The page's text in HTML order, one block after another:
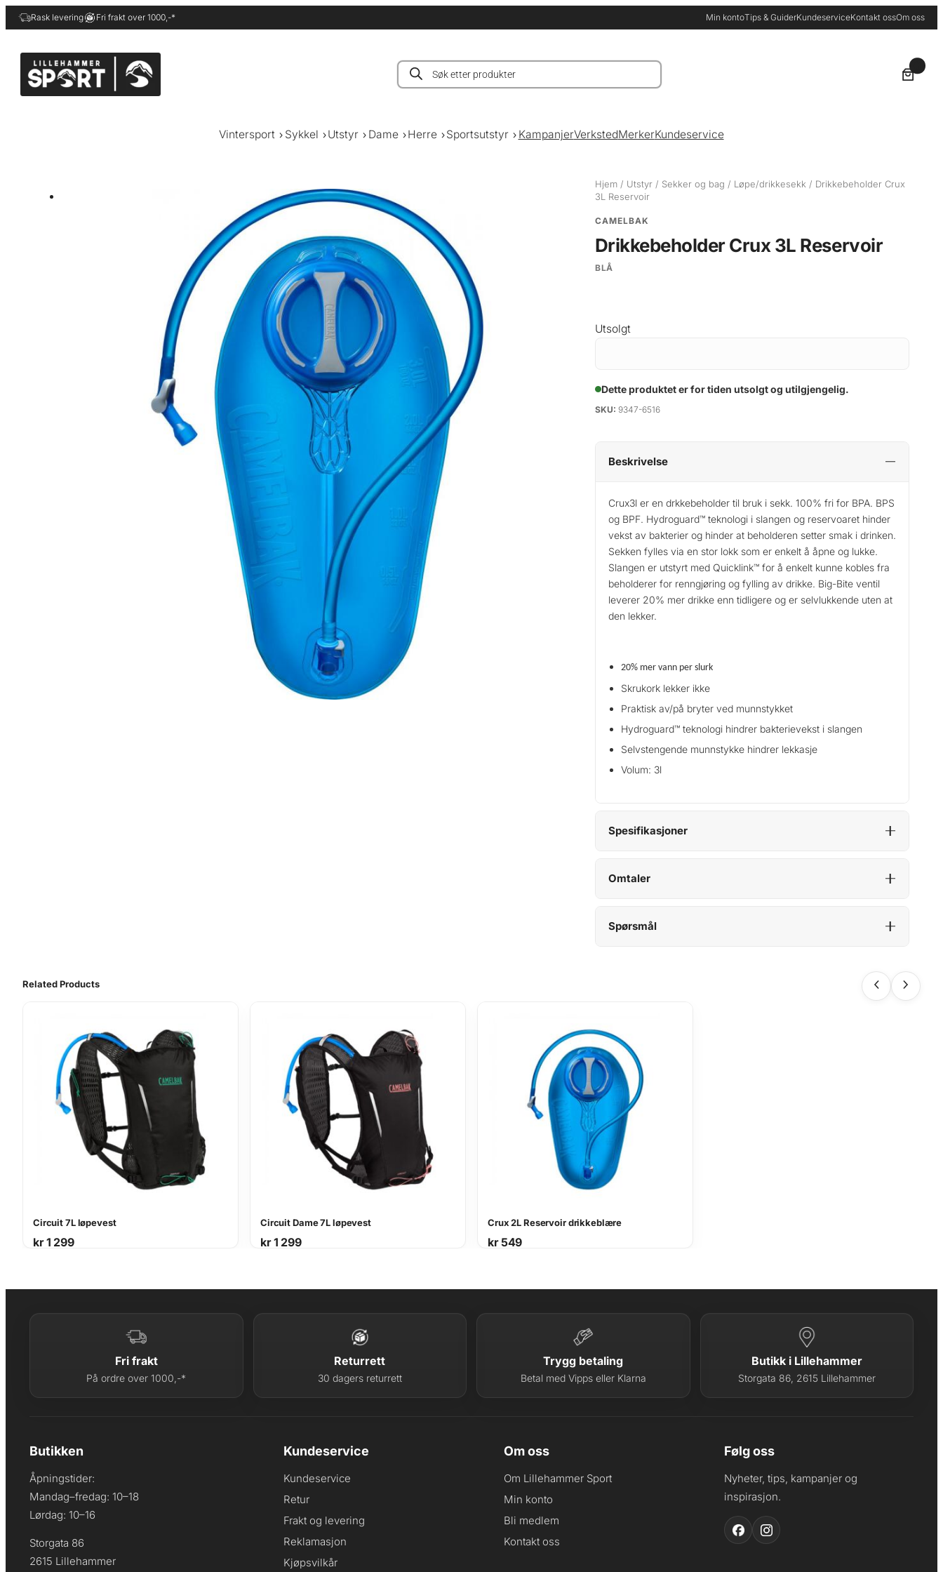
Hopp
til
Rask levering Fri frakt over 1000,-* Min kontoTips & GuiderKundeserviceKontakt ossOm oss
Products
search
Vintersport Sykkel Utstyr Dame Herre Sportsutstyr KampanjerVerkstedMerkerKundeservice
Hjem / Utstyr / Sekker og bag / Løpe/drikkesekk / Drikkebeholder Crux
3L Reservoir
CAMELBAK
Drikkebeholder Crux 3L Reservoir
BLÅ
Utsolgt
Dette produktet er for tiden utsolgt og utilgjengelig.
SKU: 9347-6516
Beskrivelse
Crux3l er en drkkebeholder til bruk i sekk. 100% fri for BPA. BPS
og BPF. Hydroguard™ teknologi i slangen og reservoaret hinder
vekst av bakterier og hinder at beholderen setter smak i drinken.
Sekken fylles via en stor lokk som er enkelt å åpne og lukke.
Slangen er utstyrt med Quicklink™ for å enkelt kunne kobles fra
beholderer for renngjøring og fylling av drikke. Big-Bite ventil
leverer 20% mer drikke enn tidligere og er selvlukkende uten at
den lekker.
20% mer vann per slurk
Skrukork lekker ikke
Praktisk av/på bryter ved munnstykket
Hydroguard™ teknologi hindrer bakterievekst i slangen
Selvstengende munnstykke hindrer lekkasje
Volum: 3l
Spesifikasjoner
Omtaler
Spørsmål
Related Products
Circuit 7L løpevest
kr1 299
Circuit Dame 7L løpevest
kr1 299
Crux 2L Reservoir drikkeblære
kr549
Fri frakt
På ordre over 1000,-*
Returrett
30 dagers returrett
Trygg betaling
Betal med Vipps eller Klarna
Butikk i Lillehammer
Storgata 86, 2615 Lillehammer
Butikken
Åpningstider:
Mandag–fredag: 10–18
Lørdag: 10–16
Storgata 86
2615 Lillehammer
Kundeservice
Kundeservice
Retur
Frakt og levering
Reklamasjon
Kjøpsvilkår
Om oss
Om Lillehammer Sport
Min konto
Bli medlem
Kontakt oss
Følg oss
Nyheter, tips, kampanjer og
inspirasjon.